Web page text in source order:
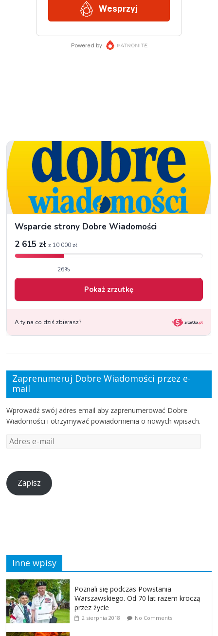
Zaprenumeruj Dobre Wiadomości przez e-
mail
Wprowadź swój adres email aby zaprenumerować Dobre
Wiadomości i otrzymywać powiadomienia o nowych wpisach.
Zapisz
Inne wpisy
Poznali się podczas Powstania
Warszawskiego. Od 70 lat razem kroczą
przez życie
2 sierpnia 2018 No Comments